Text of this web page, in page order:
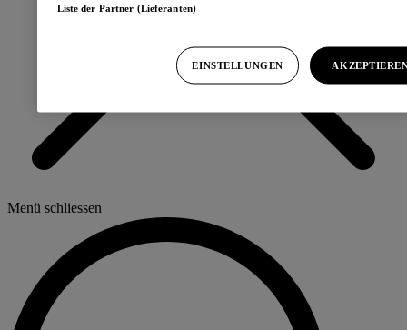
Menü schliessen
Liste der Partner (Lieferanten)
EINSTELLUNGEN